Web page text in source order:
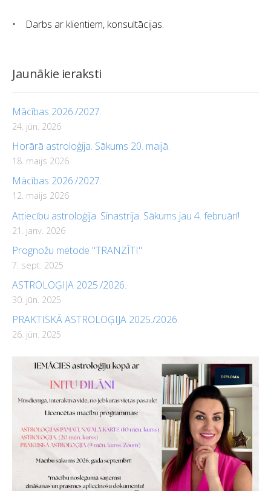
Jaunākie ieraksti
Mācības 2026./2027.
24. jūn. 2026
Horārā astroloģija. Sākums 20. maijā.
18. maijs 2026
Mācības 2026./2027.
12. maijs 2026
Attiecību astroloģija. Sinastrija. Sākums jau 4. februārī!
21. janv. 2026
Prognožu metode "TRANZĪTI"
7. sept. 2025
ASTROLOĢIJA 2025./2026.
30. jūn. 2025
PRAKTISKĀ ASTROLOĢIJA 2025./2026.
26. jūn. 2025
• Darbs ar klientiem, konsultācijas.